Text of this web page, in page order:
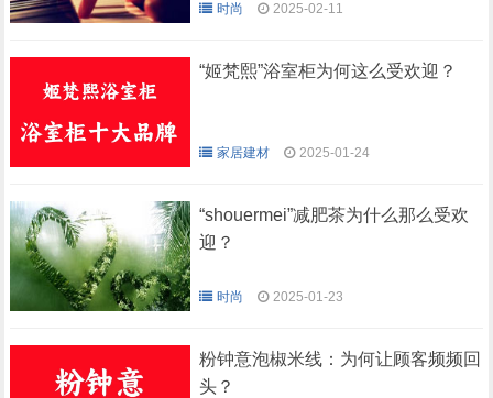
时尚 2025-02-11
“姬梵熙”浴室柜为何这么受欢迎？
家居建材 2025-01-24
“shouermei”减肥茶为什么那么受欢
迎？
时尚 2025-01-23
粉钟意泡椒米线：为何让顾客频频回
头？